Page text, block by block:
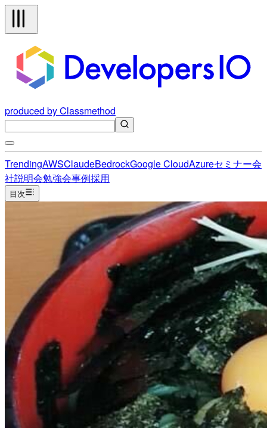
produced by Classmethod
TrendingAWSClaudeBedrockGoogle CloudAzureセミナー会
社説明会勉強会事例採用
目次